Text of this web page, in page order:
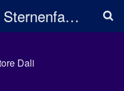
Willkommen bei Sternenfarben
Dali